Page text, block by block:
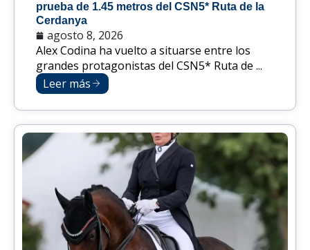
prueba de 1.45 metros del CSN5* Ruta de la
Cerdanya
agosto 8, 2026
Alex Codina ha vuelto a situarse entre los
grandes protagonistas del CSN5* Ruta de ...
Leer más